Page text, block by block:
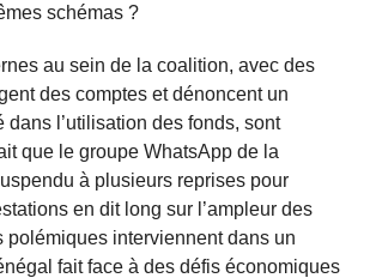
schémas ?
au sein de la coalition, avec des
des comptes et dénoncent un
dans l’utilisation des fonds, sont
que le groupe WhatsApp de la
à plusieurs reprises pour
en dit long sur l’ampleur des
polémiques interviennent dans un
fait face à des défis économiques